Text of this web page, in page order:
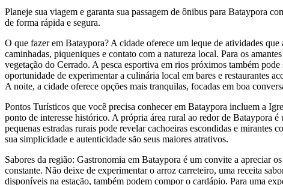
Planeje sua viagem e garanta sua passagem de ônibus para Bataypora
de forma rápida e segura.
O que fazer em Bataypora? A cidade oferece um leque de atividades
caminhadas, piqueniques e contato com a natureza local. Para os
vegetação do Cerrado. A pesca esportiva em rios próximos também
oportunidade de experimentar a culinária local em bares e restaurantes
A noite, a cidade oferece opções mais tranquilas, focadas em boa
Pontos Turísticos que você precisa conhecer em Bataypora incluem a
ponto de interesse histórico. A própria área rural ao redor de Bataypora
pequenas estradas rurais pode revelar cachoeiras escondidas e
sua simplicidade e autenticidade são seus maiores atrativos.
Sabores da região: Gastronomia em Bataypora é um convite a apreciar
constante. Não deixe de experimentar o arroz carreteiro, uma receita
disponíveis na estação, também podem compor o cardápio. Para uma